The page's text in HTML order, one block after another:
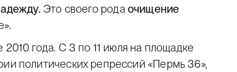
Это своего рода очищение
года. С 3 по 11 июля на площадке
политических репрессий «Пермь 36»,